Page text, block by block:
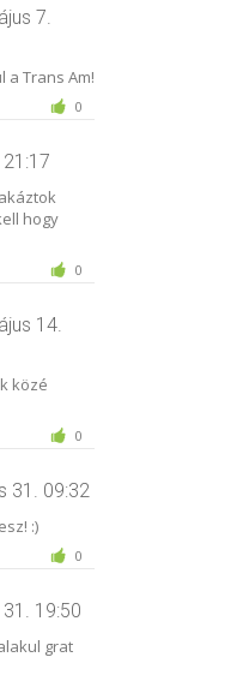
7.
a Trans Am!
0
hogy
0
14.
közé
0
31. 09:32
:)
0
19:50
grat